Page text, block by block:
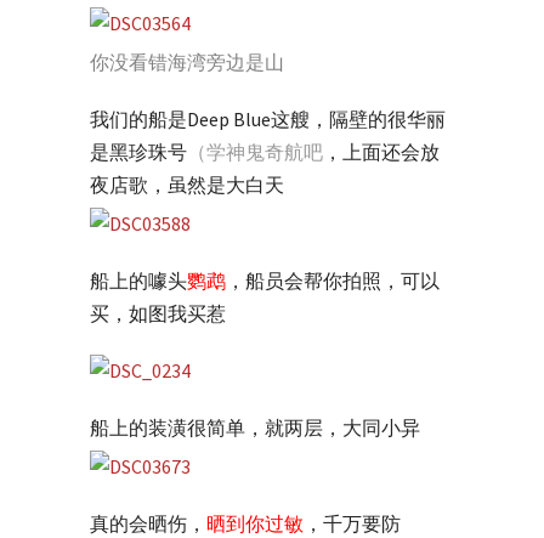
你没看错海湾旁边是山
我们的船是Deep Blue这艘，隔壁的很华丽
是黑珍珠号 （学神鬼奇航吧 ，上面还会放
夜店歌，虽然是大白天
船上的噱头鹦鹉 ，船员会帮你拍照，可以
买，如图我买惹
船上的装潢很简单，就两层，大同小异
真的会晒伤， 晒到你过敏 ，千万要防